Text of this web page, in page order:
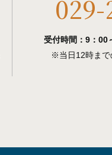
029-
受付時間：9：00
※当日12時まで